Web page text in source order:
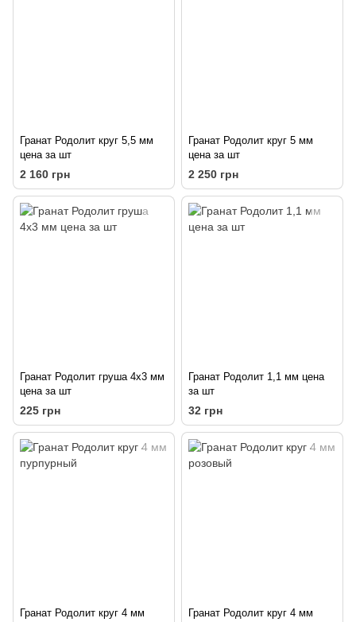
Гранат Родолит круг 5,5 мм
цена за шт
2 160 грн
Гранат Родолит круг 5 мм
цена за шт
2 250 грн
Гранат Родолит груша 4х3 мм
цена за шт
225 грн
Гранат Родолит 1,1 мм цена
за шт
32 грн
Гранат Родолит круг 4 мм
Гранат Родолит круг 4 мм